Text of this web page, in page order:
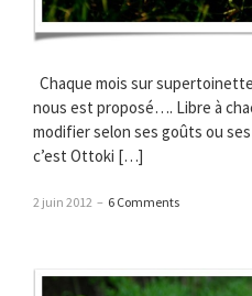
Chaque mois sur
nous est proposé…. Libre à
modifier selon ses goûts ou
c’est Ottoki […]
2 juin 2012 – 6 Comments